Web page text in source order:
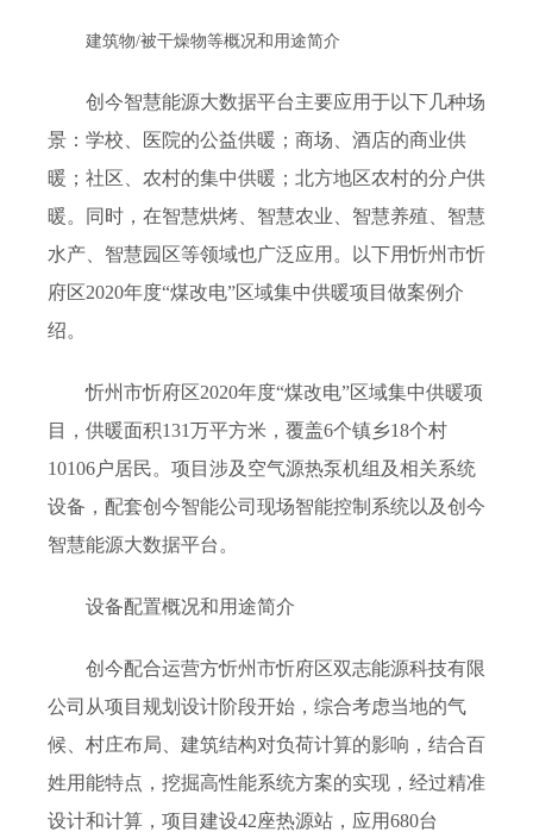
建筑物/被干燥物等概况和用途简介
创今智慧能源大数据平台主要应用于以下几种场
景：学校、医院的公益供暖；商场、酒店的商业供
暖；社区、农村的集中供暖；北方地区农村的分户供
暖。同时，在智慧烘烤、智慧农业、智慧养殖、智慧
水产、智慧园区等领域也广泛应用。以下用忻州市忻
府区2020年度“煤改电”区域集中供暖项目做案例介
绍。
忻州市忻府区2020年度“煤改电”区域集中供暖项
目，供暖面积131万平方米，覆盖6个镇乡18个村
10106户居民。项目涉及空气源热泵机组及相关系统
设备，配套创今智能公司现场智能控制系统以及创今
智慧能源大数据平台。
设备配置概况和用途简介
创今配合运营方忻州市忻府区双志能源科技有限
公司从项目规划设计阶段开始，综合考虑当地的气
候、村庄布局、建筑结构对负荷计算的影响，结合百
姓用能特点，挖掘高性能系统方案的实现，经过精准
设计和计算，项目建设42座热源站，应用680台